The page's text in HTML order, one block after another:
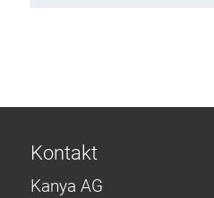
Kontakt
Kanya AG